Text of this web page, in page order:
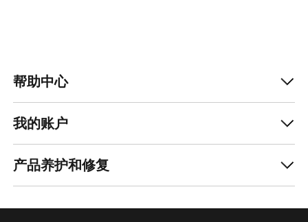
帮助中心
我的账户
产品养护和修复